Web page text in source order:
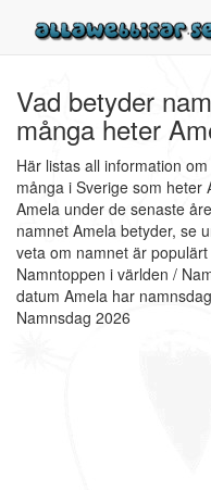
Vad betyder
många heter
Här listas all information
många i Sverige som heter
Amela under de senaste
namnet Amela betyder, se
veta om namnet är
Namntoppen i världen /
datum Amela har
Namnsdag 2026